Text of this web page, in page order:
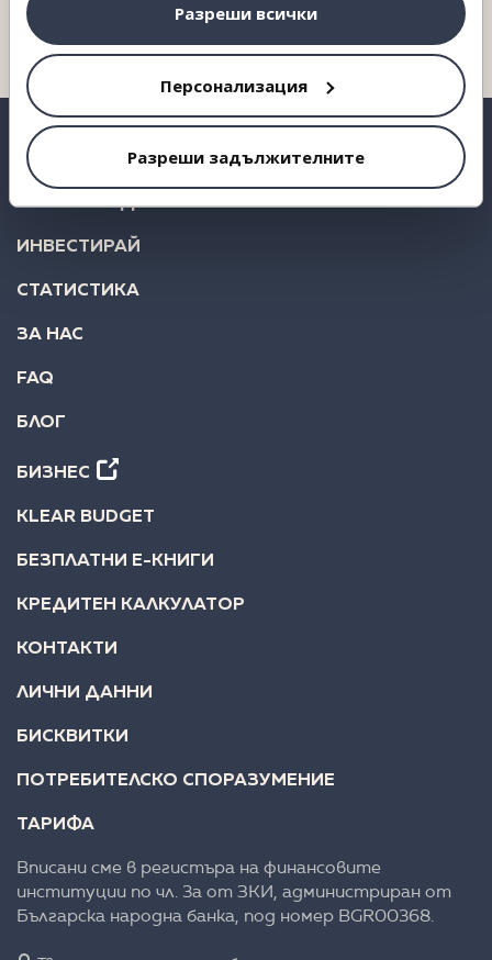
Разреши всички
Персонализация
Разреши задължителните
Свържи се с нас
ВЗЕМИ КРЕДИТ
ИНВЕСТИРАЙ
СТАТИСТИКА
ЗА НАС
FAQ
БЛОГ
БИЗНЕС
KLEAR BUDGET
БЕЗПЛАТНИ Е-КНИГИ
КРЕДИТЕН КАЛКУЛАТОР
КОНТАКТИ
ЛИЧНИ ДАННИ
БИСКВИТКИ
ПОТРЕБИТЕЛСКО СПОРАЗУМЕНИЕ
ТАРИФА
Вписани сме в регистъра на финансовите
институции по чл. 3а от ЗКИ, администриран от
Българска народна банка, под номер BGR00368.